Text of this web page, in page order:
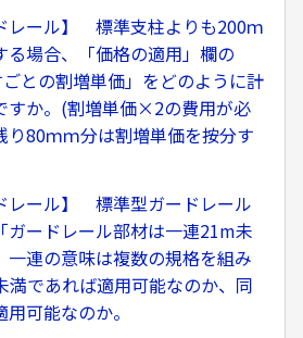
レール】 標準支柱よりも200ｍ
る場合、「価格の適用」欄の
ごとの割増単価」をどのように計
すか。(割増単価×2の費用が必
り80ｍｍ分は割増単価を按分す
レール】 標準型ガードレール
ガードレール部材は一連21m未
一連の意味は複数の規格を組み
満であれば適用可能なのか、同
可能なのか。